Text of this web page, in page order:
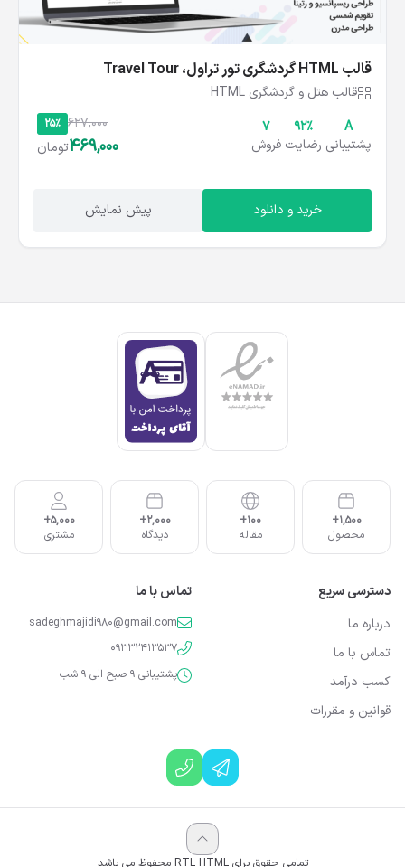
قالب HTML گردشگری تور تراول، Travel Tour
قالب هتل و گردشگری HTML
A
پشتیبانی
۹۲%
رضایت
7
فروش
25% 627,000
469,000تومان
خرید و دانلود پیش نمایش
1,500+
محصول
100+
مقاله
2,000+
دیدگاه
5,000+
مشتری
دسترسی سریع
درباره ما
تماس با ما
کسب درآمد
قوانین و مقررات
تماس با ما
sadeghmajidi980@gmail.com
09332413537
پشتیبانی 9 صبح الی 9 شب
تمامی حقوق برای RTL HTML محفوظ می باشد